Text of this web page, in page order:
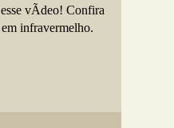
vÃ­deo! Confira
infravermelho.